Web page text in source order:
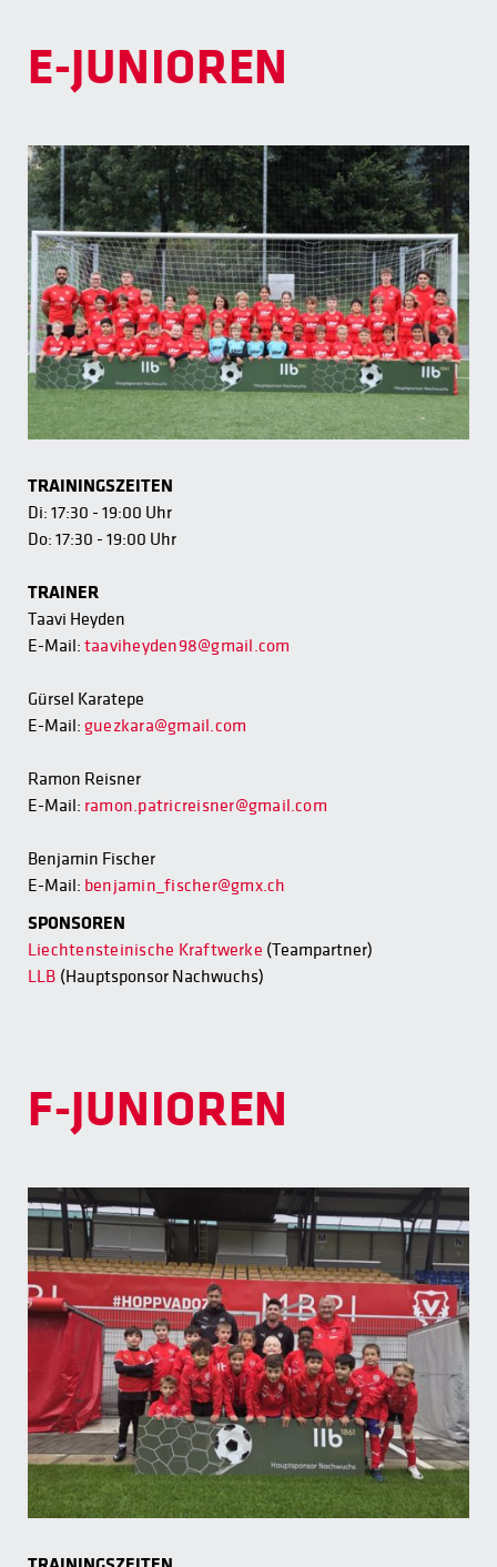
E-JUNIOREN
TRAININGSZEITEN
Di: 17:30 - 19:00 Uhr
Do: 17:30 - 19:00 Uhr
TRAINER
Taavi Heyden
E-Mail: taaviheyden98@gmail.com
Gürsel Karatepe
E-Mail: guezkara@gmail.com
Ramon Reisner
E-Mail: ramon.patricreisner@gmail.com
Benjamin Fischer
E-Mail: benjamin_fischer@gmx.ch
SPONSOREN
Liechtensteinische Kraftwerke (Teampartner)
LLB (Hauptsponsor Nachwuchs)
F-JUNIOREN